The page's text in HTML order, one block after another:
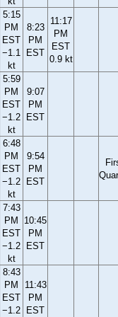
5:15
PM
EST
−1.1
kt
8:23
PM
EST
11:17
PM
EST
0.9 kt
5:59
PM
EST
−1.2
kt
9:07
PM
EST
6:48
PM
EST
−1.2
kt
9:54
PM
EST
7:43
PM
EST
−1.2
kt
10:45
PM
EST
8:43
PM
EST
−1.2
11:43
PM
EST